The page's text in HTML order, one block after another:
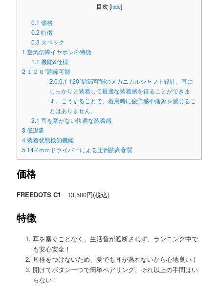
目次[hide]
0.1 価格
0.2特徴
0.3スペック
1 空気伝導イヤホンの特徴
1.1 機能&仕様
2 １２０°調節可能
2.0.0.1 120°調節可能のメカニカルシャフト設計、耳に
しっかりと装着して最適な装着感を得ることができま
す。こうすることで、着用時に疲労感や痛みを感じるこ
とはありません。
2.1 耳を塞がない快適な装着感
3低遅延
4装着状態検知機能
5 14.2ｍｍドライバーによる圧倒的高音質
価格
FREEDOTS C1 13,500円(税込)
特徴
耳を塞ぐことなく、生活音が遮断されず、ランニング中で
も安心安全！
耳栓をつけないため、夏でも耳が蒸れないから心地良い！
開けてボタン一つで簡単ペアリング、それ以上の手間はい
らない！